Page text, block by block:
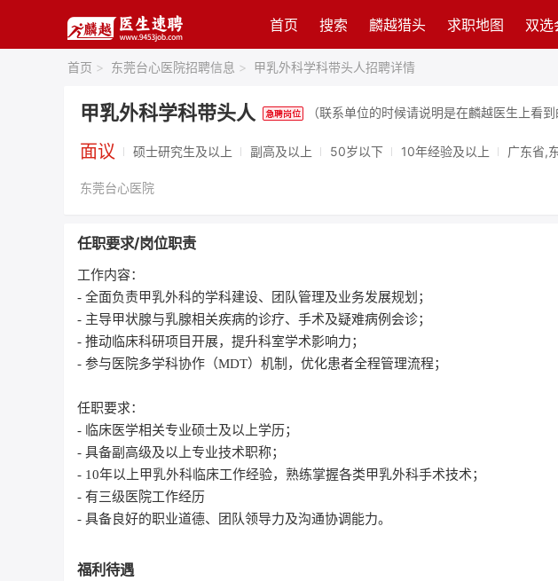
首页 搜索 麟越猎头 求职地图 双选
首页 > 东莞台心医院招聘信息 > 甲乳外科学科带头人招聘详情
甲乳外科学科带头人 （联系单位的时候请说明是在麟越医生上看到
面议 硕士研究生及以上 副高及以上 50岁以下 10年经验及以上 广东省,
东莞台心医院
任职要求/岗位职责
工作内容：
- 全面负责甲乳外科的学科建设、团队管理及业务发展规划；
- 主导甲状腺与乳腺相关疾病的诊疗、手术及疑难病例会诊；
- 推动临床科研项目开展，提升科室学术影响力；
- 参与医院多学科协作（MDT）机制，优化患者全程管理流程；
任职要求：
- 临床医学相关专业硕士及以上学历；
- 具备副高级及以上专业技术职称；
- 10年以上甲乳外科临床工作经验，熟练掌握各类甲乳外科手术技术；
- 有三级医院工作经历
- 具备良好的职业道德、团队领导力及沟通协调能力。
福利待遇